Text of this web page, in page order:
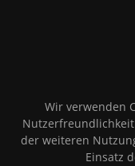
Wir verwenden
der weiteren
Einsatz